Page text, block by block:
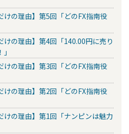
けの理由】第5回「どのFX指南役
けの理由】第4回「140.00円に売り
けの理由】第3回「どのFX指南役
けの理由】第2回「どのFX指南役
けの理由】第1回「ナンピンは魅力